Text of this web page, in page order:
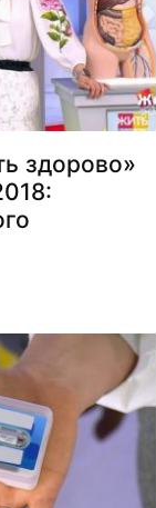
здорово»